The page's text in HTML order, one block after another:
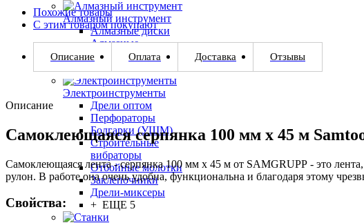
Алмазный инструмент
Алмазные диски
Алмазные
шлифовальные
Электроинструменты
Дрели оптом
Перфораторы
Болгарки (УШМ)
Строительные
вибраторы
Отбойные молотки
Заклепочники
Дрели-миксеры
+ ЕЩЕ 5
Похожие товары
С этим товаром покупают
Описание Оплата Доставка Отзывы
Описание
Самоклеющаяся серпянка 100 мм х 45 м
Самоклеющаяся лента - серпянка 100 мм х 45 м от SAMGRUPP - это
рулон. В работе она очень удобна, функциональна и благодаря этому
Свойства: